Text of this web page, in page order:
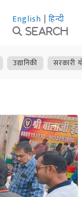
English | हिन्दी
Search
उद्यानिकी सरकारी